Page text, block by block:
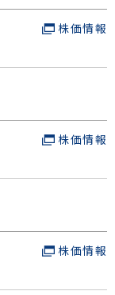
株価情報
株価情報
株価情報